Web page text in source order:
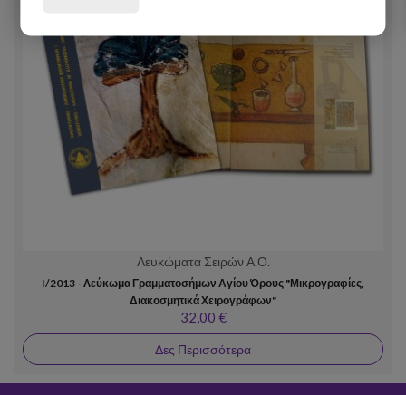
Λευκώματα Σειρών Α.Ο.
I/2013 - Λεύκωμα Γραμματοσήμων Αγίου Όρους "Μικρογραφίες,
Διακοσμητικά Χειρογράφων"
32,00 €
Δες Περισσότερα